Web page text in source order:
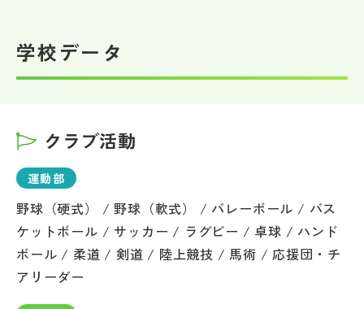
学校データ
クラブ活動
運動部
野球（硬式） / 野球（軟式） / バレーボール / バス
ケットボール / サッカー / ラグビー / 卓球 / ハンド
ボール / 柔道 / 剣道 / 陸上競技 / 馬術 / 応援団・チ
アリーダー